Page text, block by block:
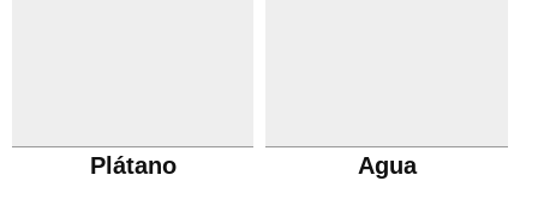
Plátano Agua